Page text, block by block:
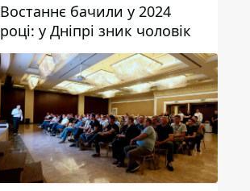
Востаннє бачили у 2024
році: у Дніпрі зник чоловік